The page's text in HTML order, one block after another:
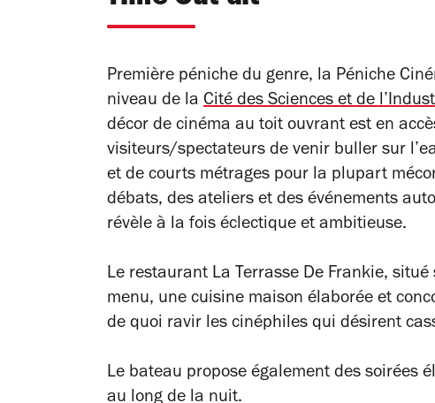
Première péniche du genre, la Péniche
niveau de la Cité des Sciences et de
décor de cinéma au toit ouvrant est en
visiteurs/spectateurs de venir buller sur
et de courts métrages pour la plupart
débats, des ateliers et des événements
révèle à la fois éclectique et ambitieuse.
Le restaurant La Terrasse De Frankie,
menu, une cuisine maison élaborée et
de quoi ravir les cinéphiles qui désirent
Le bateau propose également des soirées
au long de la nuit.